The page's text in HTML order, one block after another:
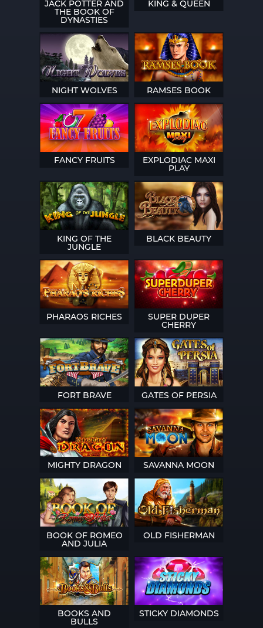
JACK POTTER AND
THE BOOK OF
DYNASTIES
KING & QUEEN
NIGHT WOLVES RAMSES BOOK
FANCY FRUITS EXPLODIAC MAXI
PLAY
KING OF THE
JUNGLE
BLACK BEAUTY
PHARAOS RICHES SUPER DUPER
CHERRY
FORT BRAVE GATES OF PERSIA
MIGHTY DRAGON SAVANNA MOON
BOOK OF ROMEO
AND JULIA
OLD FISHERMAN
BOOKS AND
BULLS
STICKY DIAMONDS